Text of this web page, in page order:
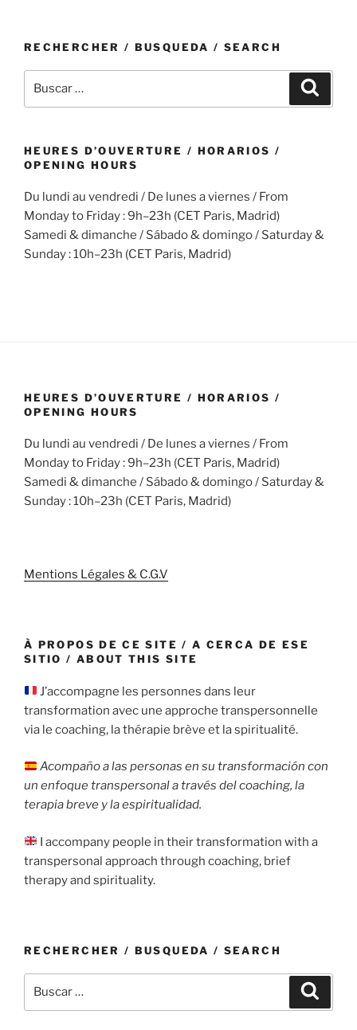
RECHERCHER / BUSQUEDA / SEARCH
por:
HEURES D’OUVERTURE / HORARIOS /
OPENING HOURS
Du lundi au vendredi / De lunes a viernes / From
Monday to Friday : 9h–23h (CET Paris, Madrid)
Samedi & dimanche / Sábado & domingo / Saturday &
Sunday : 10h–23h (CET Paris, Madrid)
HEURES D’OUVERTURE / HORARIOS /
OPENING HOURS
Du lundi au vendredi / De lunes a viernes / From
Monday to Friday : 9h–23h (CET Paris, Madrid)
Samedi & dimanche / Sábado & domingo / Saturday &
Sunday : 10h–23h (CET Paris, Madrid)
Mentions Légales & C.G.V
À PROPOS DE CE SITE / A CERCA DE ESE
SITIO / ABOUT THIS SITE
J’accompagne les personnes dans leur
transformation avec une approche transpersonnelle
via le coaching, la thérapie brève et la spiritualité.
Acompaño a las personas en su transformación con
un enfoque transpersonal a través del coaching, la
terapia breve y la espiritualidad.
I accompany people in their transformation with a
transpersonal approach through coaching, brief
therapy and spirituality.
RECHERCHER / BUSQUEDA / SEARCH
por: